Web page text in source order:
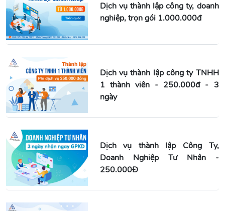
Dịch vụ thành lập công ty, doanh
nghiệp, trọn gói 1.000.000đ
Dịch vụ thành lập công ty TNHH
1 thành viên - 250.000đ - 3
ngày
Dịch vụ thành lập Công Ty,
Doanh Nghiệp Tư Nhân -
250.000Đ